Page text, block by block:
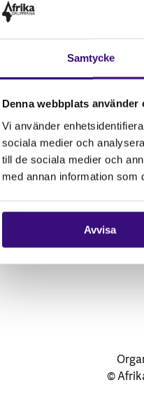
Samtycke
Denna webbplats använder
Vi använder
sociala medier och
till de sociala medier och
med annan information som
Avvisa
STÖD OSS
Engagera dig
Vårt arbete
Gåvoshop
©